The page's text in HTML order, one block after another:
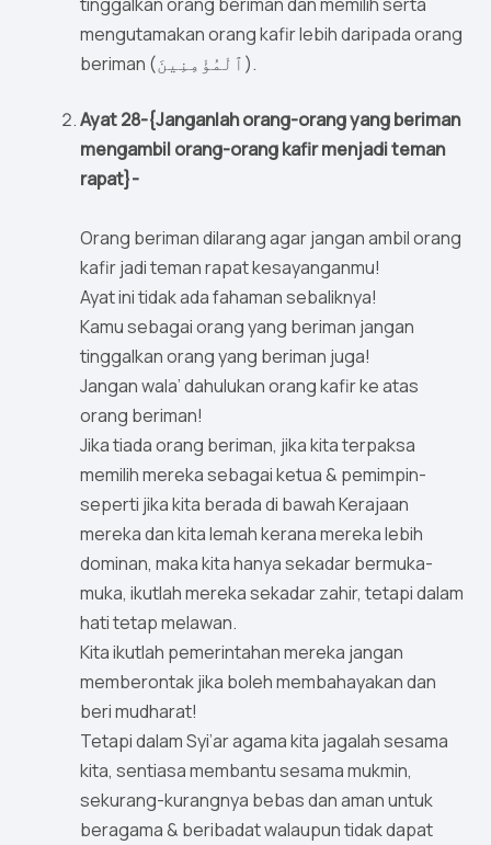
tinggalkan orang beriman dan memilih serta
mengutamakan orang kafir lebih daripada orang
beriman (ٱلْمُؤْمِنِينَ).
Ayat 28-{Janganlah orang-orang yang beriman
mengambil orang-orang kafir menjadi teman
rapat}-
Orang beriman dilarang agar jangan ambil orang
kafir jadi teman rapat kesayanganmu!
Ayat ini tidak ada fahaman sebaliknya!
Kamu sebagai orang yang beriman jangan
tinggalkan orang yang beriman juga!
Jangan wala’ dahulukan orang kafir ke atas
orang beriman!
Jika tiada orang beriman, jika kita terpaksa
memilih mereka sebagai ketua & pemimpin-
seperti jika kita berada di bawah Kerajaan
mereka dan kita lemah kerana mereka lebih
dominan, maka kita hanya sekadar bermuka-
muka, ikutlah mereka sekadar zahir, tetapi dalam
hati tetap melawan.
Kita ikutlah pemerintahan mereka jangan
memberontak jika boleh membahayakan dan
beri mudharat!
Tetapi dalam Syi’ar agama kita jagalah sesama
kita, sentiasa membantu sesama mukmin,
sekurang-kurangnya bebas dan aman untuk
beragama & beribadat walaupun tidak dapat